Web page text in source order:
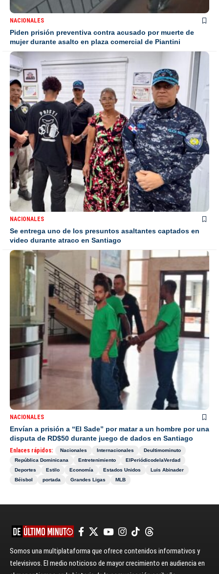
NACIONALES
Piden prisión preventiva contra acusado por muerte de
mujer durante asalto en plaza comercial de Piantini
NACIONALES
Se entrega uno de los presuntos asaltantes captados en
video durante atraco en Santiago
NACIONALES
Envían a prisión a “El Sade” por matar a un hombre por una
disputa de RD$50 durante juego de dados en Santiago
Enlaces rápidos: Nacionales Internacionales
Deultimominuto
República Dominicana
Entretenimiento
ElPeriódicodelaVerdad
Deportes
Estilo Economía Estados Unidos
Luis Abinader
Béisbol
portada Grandes Ligas MLB
Somos una multiplataforma que ofrece contenidos informativos y
televisivos. El medio noticioso de mayor crecimiento en audiencia en